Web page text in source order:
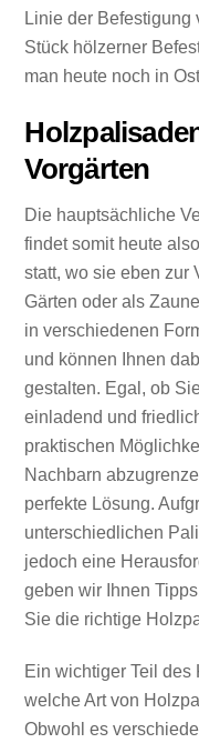
Linie der
Stück hölzerner
man heute noch in
Vorgärten
Die hauptsächliche
findet somit heute
statt, wo sie eben zur
Gärten oder als
in verschiedenen
und können Ihnen
gestalten. Egal, ob
einladend und
praktischen
Nachbarn
perfekte Lösung.
unterschiedlichen
jedoch eine
geben wir Ihnen
Sie die richtige
Ein wichtiger Teil des
welche Art von
Obwohl es